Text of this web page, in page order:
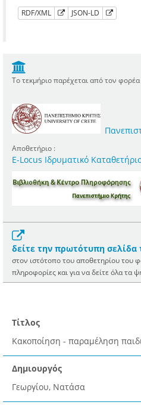
RDF/XML JSON-LD
Το τεκμήριο παρέχεται από τον φορέα
Αποθετήριο :
E-Locus Ιδρυματικό
δείτε την πρωτότυπη σελίδα
στον ιστότοπο του αποθετηρίου του
πληροφορίες και για να δείτε όλα τα
Τίτλος
Κακοποίηση - παραμέληση
Δημιουργός
Γεωργίου, Νατάσα